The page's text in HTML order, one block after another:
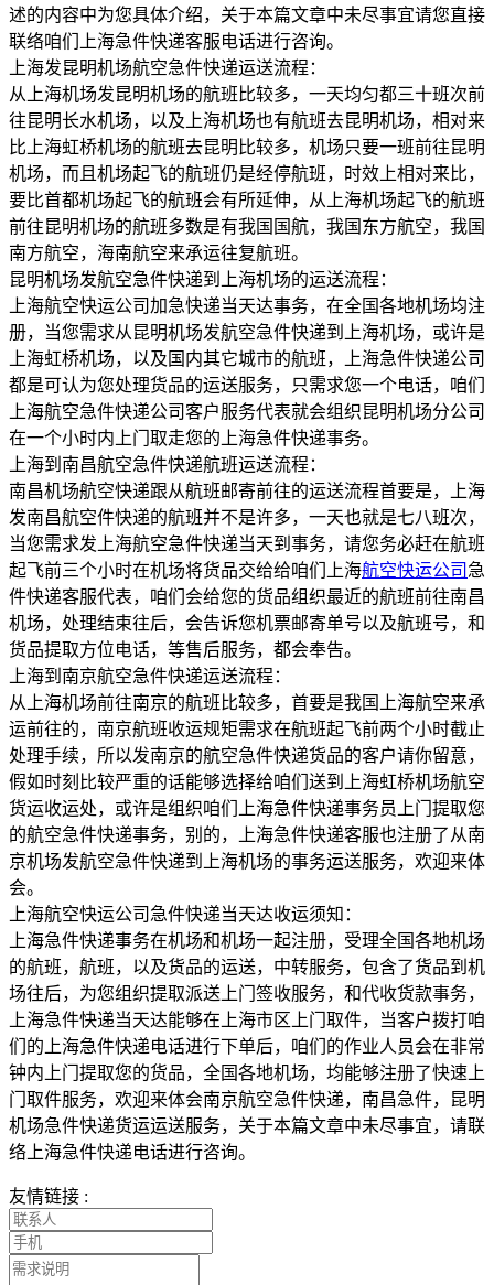
述的内容中为您具体介绍，关于本篇文章中未尽事宜请您直接
联络咱们上海急件快递客服电话进行咨询。
上海发昆明机场航空急件快递运送流程：
从上海机场发昆明机场的航班比较多，一天均匀都三十班次前
往昆明长水机场，以及上海机场也有航班去昆明机场，相对来
比上海虹桥机场的航班去昆明比较多，机场只要一班前往昆明
机场，而且机场起飞的航班仍是经停航班，时效上相对来比，
要比首都机场起飞的航班会有所延伸，从上海机场起飞的航班
前往昆明机场的航班多数是有我国国航，我国东方航空，我国
南方航空，海南航空来承运往复航班。
昆明机场发航空急件快递到上海机场的运送流程：
上海航空快运公司加急快递当天达事务，在全国各地机场均注
册，当您需求从昆明机场发航空急件快递到上海机场，或许是
上海虹桥机场，以及国内其它城市的航班，上海急件快递公司
都是可认为您处理货品的运送服务，只需求您一个电话，咱们
上海航空急件快递公司客户服务代表就会组织昆明机场分公司
在一个小时内上门取走您的上海急件快递事务。
上海到南昌航空急件快递航班运送流程：
南昌机场航空快递跟从航班邮寄前往的运送流程首要是，上海
发南昌航空件快递的航班并不是许多，一天也就是七八班次，
当您需求发上海航空急件快递当天到事务，请您务必赶在航班
起飞前三个小时在机场将货品交给给咱们上海航空快运公司 急
件快递客服代表，咱们会给您的货品组织最近的航班前往南昌
机场，处理结束往后，会告诉您机票邮寄单号以及航班号，和
货品提取方位电话，等售后服务，都会奉告。
上海到南京航空急件快递运送流程：
从上海机场前往南京的航班比较多，首要是我国上海航空来承
运前往的，南京航班收运规矩需求在航班起飞前两个小时截止
处理手续，所以发南京的航空急件快递货品的客户请你留意，
假如时刻比较严重的话能够选择给咱们送到上海虹桥机场航空
货运收运处，或许是组织咱们上海急件快递事务员上门提取您
的航空急件快递事务，别的，上海急件快递客服也注册了从南
京机场发航空急件快递到上海机场的事务运送服务，欢迎来体
会。
上海航空快运公司急件快递当天达收运须知：
上海急件快递事务在机场和机场一起注册，受理全国各地机场
的航班，航班，以及货品的运送，中转服务，包含了货品到机
场往后，为您组织提取派送上门签收服务，和代收货款事务，
上海急件快递当天达能够在上海市区上门取件，当客户拨打咱
们的上海急件快递电话进行下单后，咱们的作业人员会在非常
钟内上门提取您的货品，全国各地机场，均能够注册了快速上
门取件服务，欢迎来体会南京航空急件快递，南昌急件，昆明
机场急件快递货运运送服务，关于本篇文章中未尽事宜，请联
络上海急件快递电话进行咨询。
友情链接 :